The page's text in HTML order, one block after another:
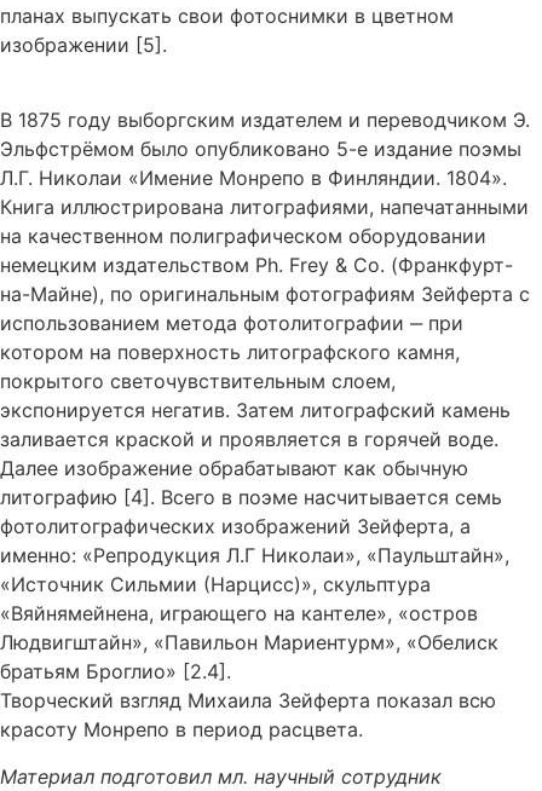
планах выпускать свои фотоснимки в цветном
изображении [5].
В 1875 году выборгским издателем и переводчиком Э.
Эльфстрёмом было опубликовано 5-е издание поэмы
Л.Г. Николаи «Имение Монрепо в Финляндии. 1804».
Книга иллюстрирована литографиями, напечатанными
на качественном полиграфическом оборудовании
немецким издательством Ph. Frey & Co. (Франкфурт-
на-Майне), по оригинальным фотографиям Зейферта с
использованием метода фотолитографии ‒ при
котором на поверхность литографского камня,
покрытого светочувствительным слоем,
экспонируется негатив. Затем литографский камень
заливается краской и проявляется в горячей воде.
Далее изображение обрабатывают как обычную
литографию [4]. Всего в поэме насчитывается семь
фотолитографических изображений Зейферта, а
именно: «Репродукция Л.Г Николаи», «Паульштайн»,
«Источник Сильмии (Нарцисс)», скульптура
«Вяйнямейнена, играющего на кантеле», «остров
Людвигштайн», «Павильон Мариентурм», «Обелиск
братьям Броглио» [2.4].
Творческий взгляд Михаила Зейферта показал всю
красоту Монрепо в период расцвета.
Материал подготовил мл. научный сотрудник